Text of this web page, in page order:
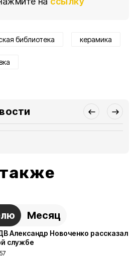
библиотека керамика
Месяц
Александр Новоченко рассказал
службе